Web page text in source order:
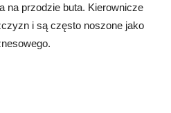
na przodzie buta. Kierownicze
i są często noszone jako